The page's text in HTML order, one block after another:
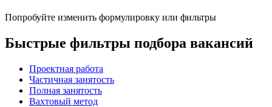
Попробуйте изменить формулировку или фильтры
Быстрые фильтры подбора вакансий
Проектная работа
Частичная занятость
Полная занятость
Вахтовый метод